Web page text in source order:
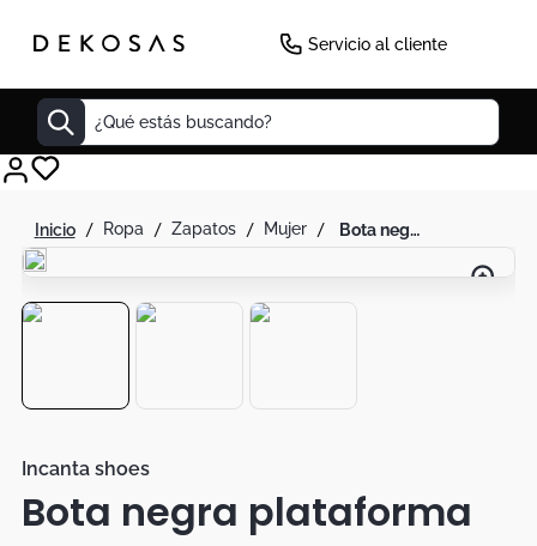
Servicio al cliente
¿Qué estás buscando?
ropa zapatos mujer bota negra plataforma
Incanta shoes
Bota negra plataforma
Decoracion
Botas
Lamparas
Bibliotecas